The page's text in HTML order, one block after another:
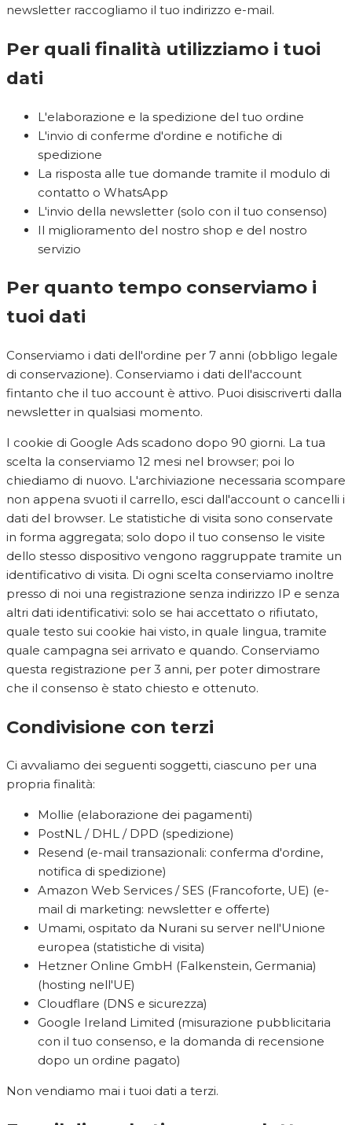
newsletter raccogliamo il tuo indirizzo e-mail.
Per quali finalità utilizziamo i tuoi
dati
L'elaborazione e la spedizione del tuo ordine
L'invio di conferme d'ordine e notifiche di
spedizione
La risposta alle tue domande tramite il modulo di
contatto o WhatsApp
L'invio della newsletter (solo con il tuo consenso)
Il miglioramento del nostro shop e del nostro
servizio
Per quanto tempo conserviamo i
tuoi dati
Conserviamo i dati dell'ordine per 7 anni (obbligo legale
di conservazione). Conserviamo i dati dell'account
fintanto che il tuo account è attivo. Puoi disiscriverti dalla
newsletter in qualsiasi momento.
I cookie di Google Ads scadono dopo 90 giorni. La tua
scelta la conserviamo 12 mesi nel browser; poi lo
chiediamo di nuovo. L'archiviazione necessaria scompare
non appena svuoti il carrello, esci dall'account o cancelli i
dati del browser. Le statistiche di visita sono conservate
in forma aggregata; solo dopo il tuo consenso le visite
dello stesso dispositivo vengono raggruppate tramite un
identificativo di visita. Di ogni scelta conserviamo inoltre
presso di noi una registrazione senza indirizzo IP e senza
altri dati identificativi: solo se hai accettato o rifiutato,
quale testo sui cookie hai visto, in quale lingua, tramite
quale campagna sei arrivato e quando. Conserviamo
questa registrazione per 3 anni, per poter dimostrare
che il consenso è stato chiesto e ottenuto.
Condivisione con terzi
Ci avvaliamo dei seguenti soggetti, ciascuno per una
propria finalità:
Mollie (elaborazione dei pagamenti)
PostNL / DHL / DPD (spedizione)
Resend (e-mail transazionali: conferma d'ordine,
notifica di spedizione)
Amazon Web Services / SES (Francoforte, UE) (e-
mail di marketing: newsletter e offerte)
Umami, ospitato da Nurani su server nell'Unione
europea (statistiche di visita)
Hetzner Online GmbH (Falkenstein, Germania)
(hosting nell'UE)
Cloudflare (DNS e sicurezza)
Google Ireland Limited (misurazione pubblicitaria
con il tuo consenso, e la domanda di recensione
dopo un ordine pagato)
Non vendiamo mai i tuoi dati a terzi.